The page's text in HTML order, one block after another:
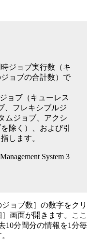
ジョブ実行数（キ
ョブの合計数）で
ョブ（キューレス
、フレキシブルジ
ムジョブ、アクシ
除く）、および引
します。
System 3
ョブ数］の数字をクリ
画面が開きます。ここ
10分間分の情報を1分毎